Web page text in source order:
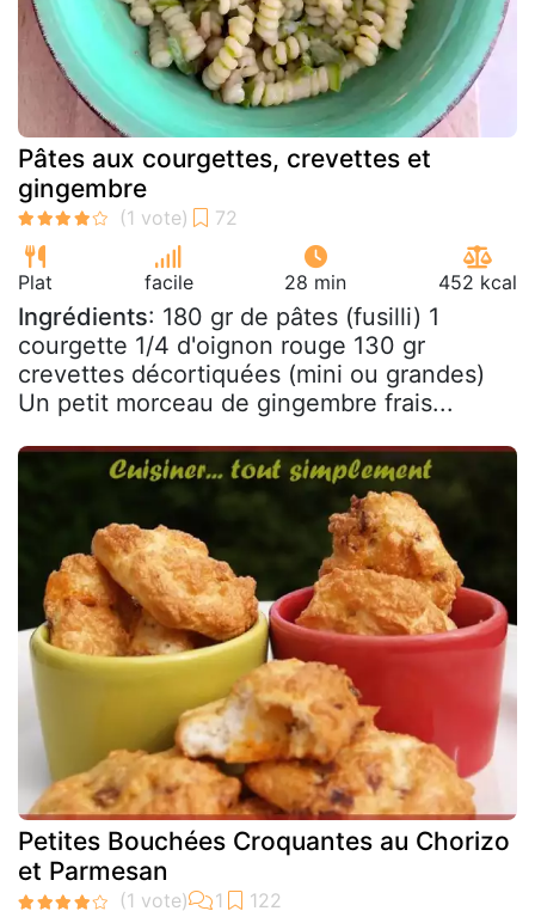
Pâtes aux courgettes, crevettes et
gingembre
Plat facile 28 min 452 kcal
Ingrédients: 180 gr de pâtes (fusilli) 1
courgette 1/4 d'oignon rouge 130 gr
crevettes décortiquées (mini ou grandes)
Un petit morceau de gingembre frais...
Petites Bouchées Croquantes au Chorizo
et Parmesan